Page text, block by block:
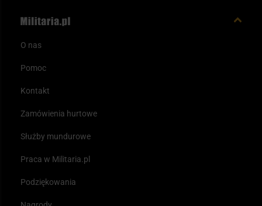
O nas
Pomoc
Kontakt
Zamówienia hurtowe
Służby mundurowe
Praca w Militaria.pl
Podziękowania